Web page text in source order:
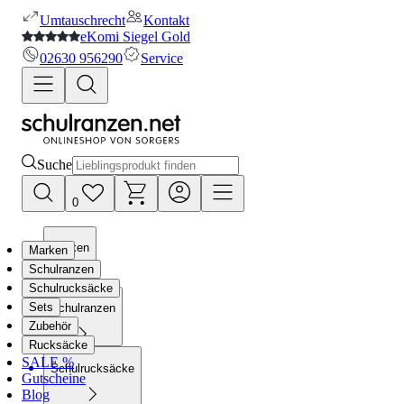
Umtauschrecht
Kontakt
eKomi Siegel Gold
02630 956290
Service
Suche
0
Marken
Schulranzen
Schulrucksäcke
Marken
Schulranzen
Schulrucksäcke
Sets
Zubehör
Rucksäcke
SALE %
Gutscheine
Blog